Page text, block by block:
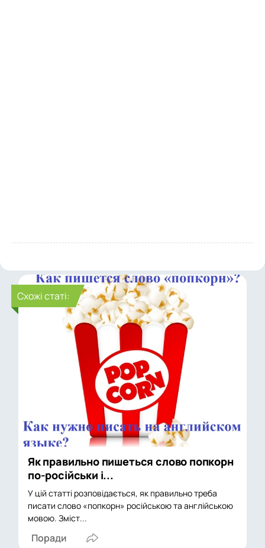
Cхожі статі:
Як правильно пишеться слово попкорн
по-російськи і...
У цій статті розповідається, як правильно треба
писати слово «попкорн» російською та англійською
мовою. Зміст...
Поради